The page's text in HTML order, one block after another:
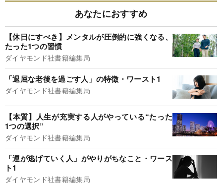
あなたにおすすめ
【休日にすべき】メンタルが圧倒的に強くなる、
たった1つの習慣
ダイヤモンド社書籍編集局
「退屈な老後を過ごす人」の特徴・ワースト1
ダイヤモンド社書籍編集局
【本質】人生が充実する人がやっている“たった
1つの選択”
ダイヤモンド社書籍編集局
「運が逃げていく人」がやりがちなこと・ワース
ト1
ダイヤモンド社書籍編集局